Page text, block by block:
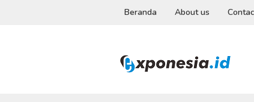
Beranda About us